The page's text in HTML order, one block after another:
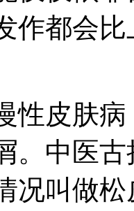
作都会
性皮肤
。中医
况叫做